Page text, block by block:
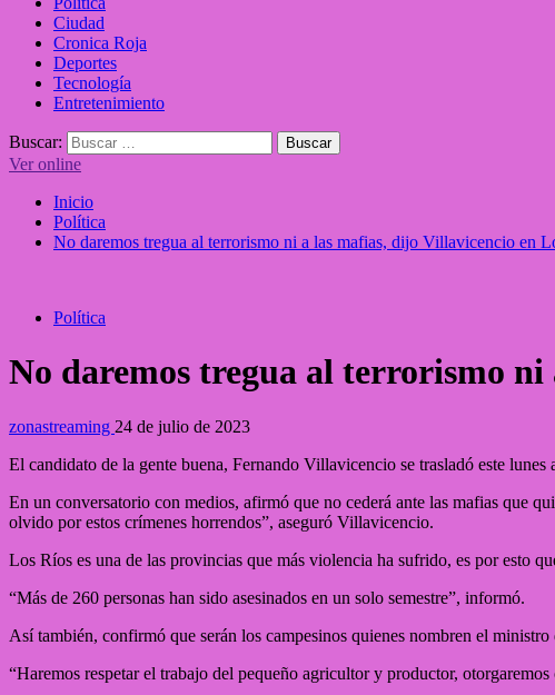
Ciudad
Cronica Roja
Deportes
Tecnología
Entretenimiento
Buscar:
Ver online
Inicio
Política
No daremos tregua al terrorismo ni a las mafias, dijo Villavicencio en
Política
No daremos tregua al terrorismo
zonastreaming 24 de julio de 2023
El candidato de la gente buena, Fernando Villavicencio se trasladó este
En un conversatorio con medios, afirmó que no cederá ante las mafias que
olvido por estos crímenes horrendos”, aseguró Villavicencio.
Los Ríos es una de las provincias que más violencia ha sufrido, es por esto
“Más de 260 personas han sido asesinados en un solo semestre”, informó.
Así también, confirmó que serán los campesinos quienes nombren el
“Haremos respetar el trabajo del pequeño agricultor y productor,